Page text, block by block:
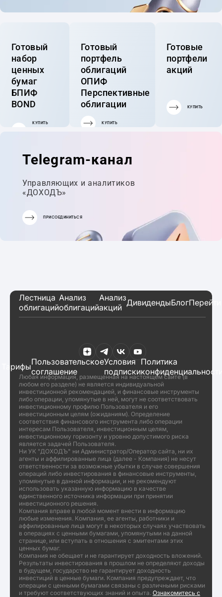
Готовый
набор
ценных
бумаг
БПИФ
BOND
КУПИТЬ
Готовый
портфель
облигаций
ОПИФ
Перспективные
облигации
КУПИТЬ
Готовые
портфели
акций
КУПИТЬ
Telegram-канал
Управляющих и аналитиков
«ДОХОДЪ»
ПРИСОЕДИНИТЬСЯ
Лестница
облигаций
Анализ
облигаций
Анализ
акций ДивидендыБлог
ТарифыПользовательское
соглашение
Условия
подписки
Политика
Любая информация, размещенная на настоящем сайте (в
любом его разделе) не является индивидуальной
инвестиционной рекомендацией, и финансовые инструменты
либо операции, упомянутые в ней, могут не соответствовать
инвестиционному профилю Пользователя и его
инвестиционным целям (ожиданиям). Определение
соответствия финансового инструмента либо операции
интересам Пользователя, инвестиционным целям,
инвестиционному горизонту и уровню допустимого риска
является задачей Пользователя.
Ни УК "ДОХОДЪ" ни Администратор/Оператор сайта, ни их
агенты и аффилированные лица (далее - Компания) не несут
ответственности за возможные убытки в случае совершения
операций либо инвестирования в финансовые инструменты,
упомянутые в данной информации, и не рекомендуют
использовать указанную информацию в качестве
единственного источника информации при принятии
инвестиционного решения.
Компания вправе в любой момент внести в информацию
любые изменения. Компания, ее агенты, работники и
аффилированные лица могут в некоторых случаях участвовать
в операциях с ценными бумагами, упомянутыми на данной
странице, или вступать в отношения с эмитентами этих
ценных бумаг.
Компания не обещает и не гарантирует доходность вложений.
Результаты инвестирования в прошлом не определяют доходы
в будущем, государство не гарантирует доходность
инвестиций в ценные бумаги. Компания предупреждает, что
операции с ценными бумагами связаны с различными рисками
и требуют соответствующих знаний и опыта. Ознакомитесь с